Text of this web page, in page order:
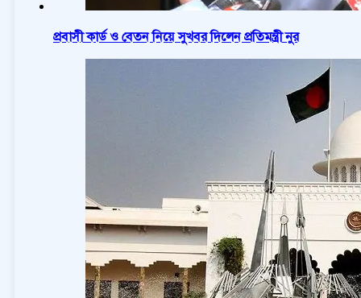
প্রবাসী কার্ড ও বেতন নিয়ে সুখবর দিলেন প্রতিমন্ত্রী নুর